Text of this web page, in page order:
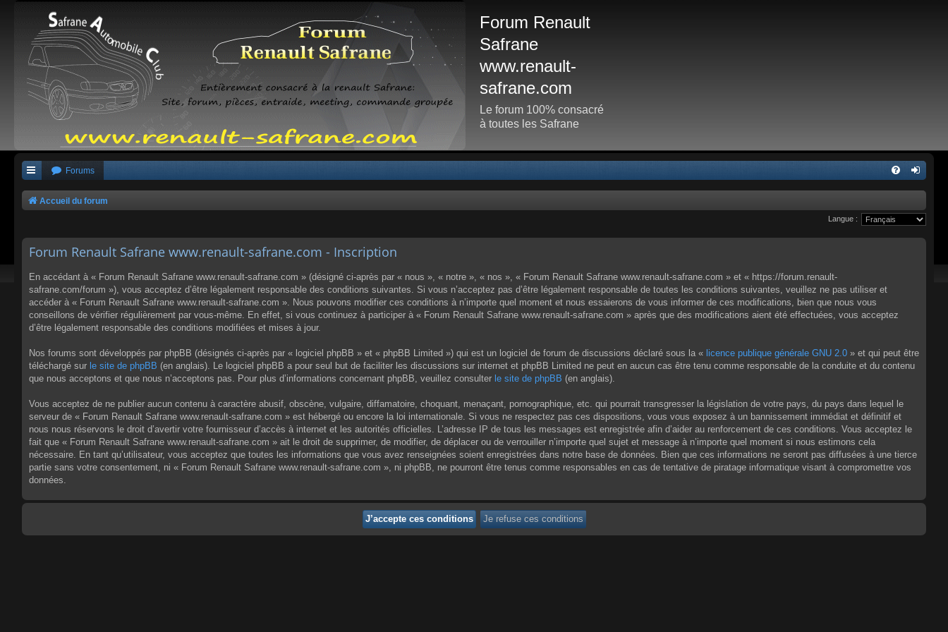
Forum Renault
Safrane
www.renault-
safrane.com
Le forum 100% consacré
à toutes les Safrane
Forums
Accueil du forum
Langue :
Forum Renault Safrane www.renault-safrane.com - Inscription
En accédant à « Forum Renault Safrane www.renault-safrane.com » (désigné ci-après par « nous », « notre », « nos », « Forum Renault Safrane www.renault-safrane.com » et « https://forum.renault-
safrane.com/forum »), vous acceptez d’être légalement responsable des conditions suivantes. Si vous n’acceptez pas d’être légalement responsable de toutes les conditions suivantes, veuillez ne pas utiliser et
accéder à « Forum Renault Safrane www.renault-safrane.com ». Nous pouvons modifier ces conditions à n’importe quel moment et nous essaierons de vous informer de ces modifications, bien que nous vous
conseillons de vérifier régulièrement par vous-même. En effet, si vous continuez à participer à « Forum Renault Safrane www.renault-safrane.com » après que des modifications aient été effectuées, vous acceptez
d’être légalement responsable des conditions modifiées et mises à jour.
Nos forums sont développés par phpBB (désignés ci-après par « logiciel phpBB » et « phpBB Limited ») qui est un logiciel de forum de discussions déclaré sous la « licence publique générale GNU 2.0 » et qui peut être
téléchargé sur le site de phpBB (en anglais). Le logiciel phpBB a pour seul but de faciliter les discussions sur internet et phpBB Limited ne peut en aucun cas être tenu comme responsable de la conduite et du contenu
que nous acceptons et que nous n’acceptons pas. Pour plus d’informations concernant phpBB, veuillez consulter le site de phpBB (en anglais).
Vous acceptez de ne publier aucun contenu à caractère abusif, obscène, vulgaire, diffamatoire, choquant, menaçant, pornographique, etc. qui pourrait transgresser la législation de votre pays, du pays dans lequel le
serveur de « Forum Renault Safrane www.renault-safrane.com » est hébergé ou encore la loi internationale. Si vous ne respectez pas ces dispositions, vous vous exposez à un bannissement immédiat et définitif et
nous nous réservons le droit d’avertir votre fournisseur d’accès à internet et les autorités officielles. L’adresse IP de tous les messages est enregistrée afin d’aider au renforcement de ces conditions. Vous acceptez le
fait que « Forum Renault Safrane www.renault-safrane.com » ait le droit de supprimer, de modifier, de déplacer ou de verrouiller n’importe quel sujet et message à n’importe quel moment si nous estimons cela
nécessaire. En tant qu’utilisateur, vous acceptez que toutes les informations que vous avez renseignées soient enregistrées dans notre base de données. Bien que ces informations ne seront pas diffusées à une tierce
partie sans votre consentement, ni « Forum Renault Safrane www.renault-safrane.com », ni phpBB, ne pourront être tenus comme responsables en cas de tentative de piratage informatique visant à compromettre vos
données.